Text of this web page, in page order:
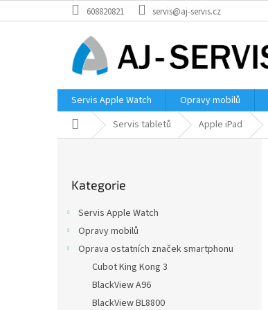
na
608820821 servis@aj-servis.cz
Servis Apple Watch Opravy mobilů
Domů Servis tabletů Apple iPad
kategorie
Kategorie
Servis Apple Watch
Opravy mobilů
Oprava ostatních značek smartphonu
Cubot King Kong 3
BlackView A96
BlackView BL8800